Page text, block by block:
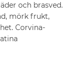
och brasved.
mörk frukt,
Corvina-